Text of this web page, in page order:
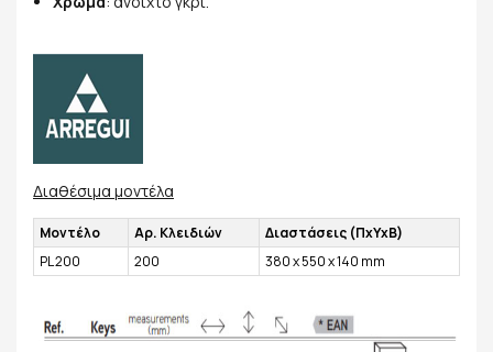
Διαθέσιμα μοντέλα
Μοντέλο Αρ. Κλειδιών
Διαστάσεις (ΠxΥxΒ)
PL 200
200 380 x 550 x 140 mm